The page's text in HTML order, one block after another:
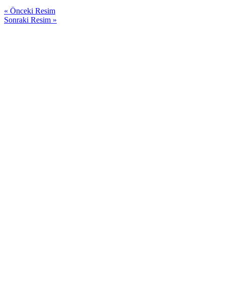
« Önceki Resim
Sonraki Resim »